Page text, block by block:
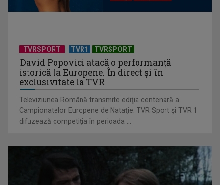
Notele la Bacalaureat, publicate de Ministerul Educației
Rata şomajului a urcat la 6,4%
TVRSPORT TVR1 TVRSPORT
David Popovici atacă o performanţă
istorică la Europene. În direct şi în
exclusivitate la TVR
Televiziunea Română transmite ediţia centenară a
Campionatelor Europene de Nataţie. TVR Sport şi TVR 1
difuzează competiţia în perioada ...